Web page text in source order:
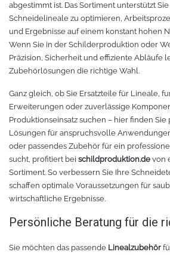
abgestimmt ist. Das Sortiment unterstützt
Schneidelineale zu optimieren,
und Ergebnisse auf einem konstant hohen
Wenn Sie in der Schilderproduktion oder
Präzision, Sicherheit und effiziente Abläufe
Zubehörlösungen die richtige Wahl.
Ganz gleich, ob Sie Ersatzteile für Lineale,
Erweiterungen oder zuverlässige
Produktionseinsatz suchen – hier finden
Lösungen für anspruchsvolle
oder passendes Zubehör für ein
sucht, profitiert bei schildproduktion.de von
Sortiment. So verbessern Sie Ihre
schaffen optimale Voraussetzungen für
wirtschaftliche Ergebnisse.
Persönliche Beratung für die
Sie möchten das passende Linealzubehör